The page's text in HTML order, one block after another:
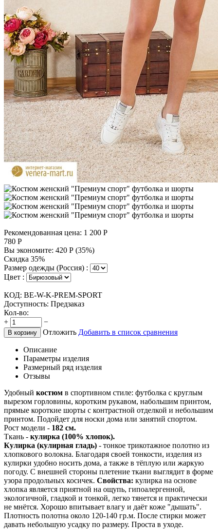
Рекомендованная цена: 1 200 Р
780 Р
Вы экономите: 420 Р (35%)
Скидка 35%
Размер одежды (Россия) :
Цвет :
КОД: BE-W-K-PREM-SPORT
Доступность: Предзаказ
Кол-во:
+
−
В корзину Отложить Добавить в список сравнения
Описание
Параметры изделия
Размерный ряд изделия
Отзывы
Удобный костюм в спортивном стиле: футболка с круглым
вырезом горловины, коротким рукавом, набольшим принтом,
прямые короткие шорты с контрастной отделкой и небольшим
принтом. Подойдет для носки дома или занятий спортом.
Рост модели - 182 см.
Ткань - кулирка (100% хлопок).
Кулирка (кулирная гладь) - тонкое трикотажное полотно из
хлопкового волокна. Благодаря своей тонкости, изделия из
кулирки удобно носить дома, а также в тёплую или жаркую
погоду. С внешней стороны плетение ткани выглядит в форме
узора продольных косичек. Свойства: кулирка на основе
хлопка является приятной на ощупь, гипоалергенной,
экологичной, гладкой и тонкой, легко тянется и практически
не мнётся. Хорошо впитывает влагу и даёт коже "дышать".
Плотность полотна около 120-140 гр.м. После стирки может
давать небольшую усадку по размеру. Проста в уходе.